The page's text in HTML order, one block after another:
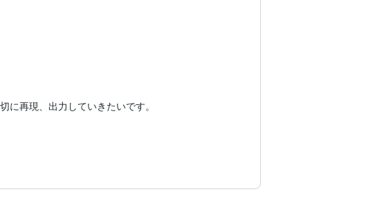
再現、出力していきたいです。